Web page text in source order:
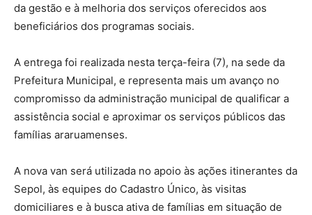
da gestão e à melhoria dos serviços oferecidos aos
beneficiários dos programas sociais.
A entrega foi realizada nesta terça-feira (7), na sede da
Prefeitura Municipal, e representa mais um avanço no
compromisso da administração municipal de qualificar a
assistência social e aproximar os serviços públicos das
famílias araruamenses.
A nova van será utilizada no apoio às ações itinerantes da
Sepol, às equipes do Cadastro Único, às visitas
domiciliares e à busca ativa de famílias em situação de